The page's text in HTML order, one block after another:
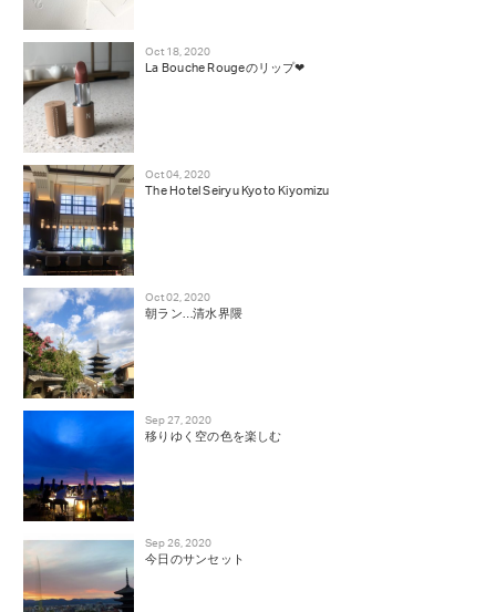
Oct 18, 2020
La Bouche Rougeのリップ❤︎
Oct 04, 2020
The Hotel Seiryu Kyoto Kiyomizu
Oct 02, 2020
朝ラン…清水界隈
Sep 27, 2020
移りゆく空の色を楽しむ
Sep 26, 2020
今日のサンセット